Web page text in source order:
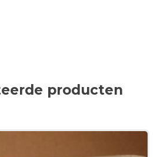
producten